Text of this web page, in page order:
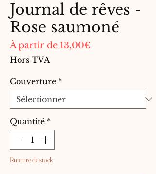
Journal de rêves -
Rose saumoné
À partir de 13,00€
Hors TVA
Couverture *
Quantité *
Rupture de stock